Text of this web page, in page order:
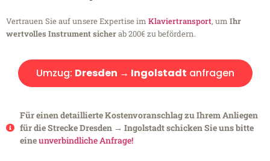
Vertrauen Sie auf unsere Expertise im Klaviertransport, um Ihr
wertvolles Instrument sicherab 200€ zu befördern.
Umzug: Dresden → Ingolstadt anfragen
Für einen detaillierte Kostenvoranschlag zu Ihrem Anliegen
für die Strecke Dresden → Ingolstadt schicken Sie uns bitte
eineunverbindliche Anfrage!